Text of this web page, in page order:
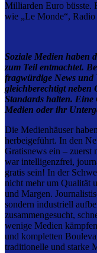
Milliarden Euro büsste.
wie „Le Monde“,
Soziale Medien haben
zum Teil entmachtet.
fragwürdige News und
gleichberechtigt neben
Standards halten. Eine
Medien oder ihr
Die Medienhäuser
herbeigeführt. In den
Gratisnews ein – zuerst
war intelligenzfrei,
gratis sein! In der
nicht mehr um Qualität
und Margen.
sondern industriell
zusammengesucht,
wenige Medien
und kompletten
traditionelle und starke